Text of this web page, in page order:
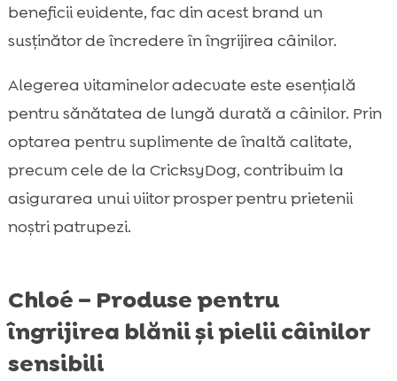
beneficii evidente, fac din acest brand un
susținător de încredere în îngrijirea câinilor.
Alegerea vitaminelor adecvate este esențială
pentru sănătatea de lungă durată a câinilor. Prin
optarea pentru suplimente de înaltă calitate,
precum cele de la CricksyDog, contribuim la
asigurarea unui viitor prosper pentru prietenii
noștri patrupezi.
Chloé – Produse pentru
îngrijirea blănii și pielii câinilor
sensibili